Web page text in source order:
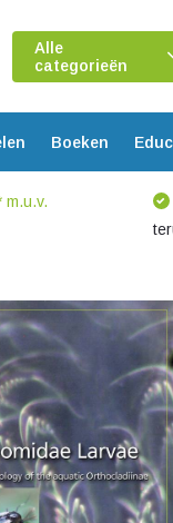
Alle
categorieën
Boeken